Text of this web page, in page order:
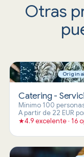
Otras
Original
Catering -
Mínimo 100
A partir de 22 EUR
★4.9 excelente · 16